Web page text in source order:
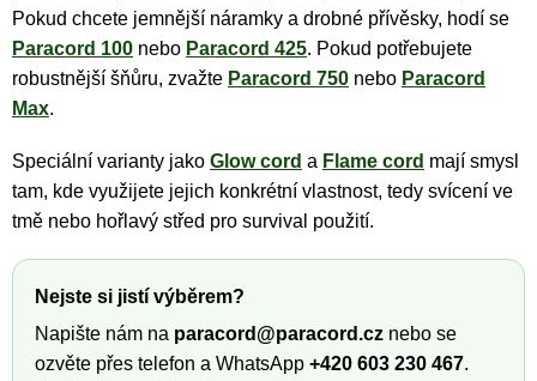
Pokud chcete jemnější náramky a drobné přívěsky, hodí se
Paracord 100 nebo Paracord 425. Pokud potřebujete
robustnější šňůru, zvažte Paracord 750 nebo Paracord
Max.
Speciální varianty jako Glow cord a Flame cord mají smysl
tam, kde využijete jejich konkrétní vlastnost, tedy svícení ve
tmě nebo hořlavý střed pro survival použití.
Nejste si jistí výběrem?
Napište nám na paracord@paracord.cz nebo se
ozvěte přes telefon a WhatsApp +420 603 230 467.